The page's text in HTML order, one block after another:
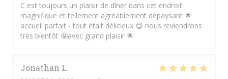
C est toujours un plaisir de dîner dans cet endroit
magnifique et tellement agréablement dépaysant 🌟
accueil parfait - tout était délicieux 😋 nous reviendrons
très bientôt 🤩avec grand plaisir 🌟
Jonathan L